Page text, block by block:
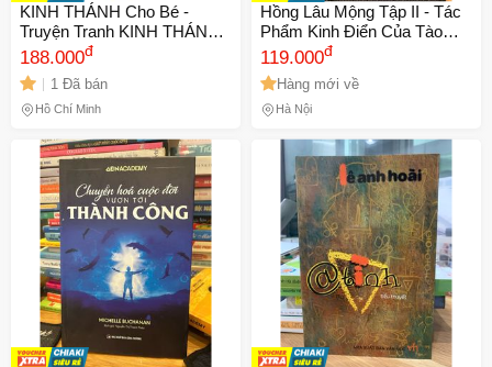
KINH THÁNH Cho Bé -
Truyện Tranh KINH THÁNH
cho thiếu nhi
188.000đ
1 Đã bán
Hồ Chí Minh
Hồng Lâu Mộng Tập II - Tác
Phẩm Kinh Điển Của Tào
Tuyết Cẩn Về Tình Yêu Và
Xã Hội Trung Quốc Thế Kỷ
18
119.000đ
Hàng mới về
Hà Nội